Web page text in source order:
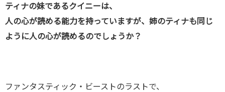
ティナの妹であるクイニーは、
人の心が読める能力を持っていますが、姉のティナも同じ
ように人の心が読めるのでしょうか？
ファンタスティック・ビーストのラストで、